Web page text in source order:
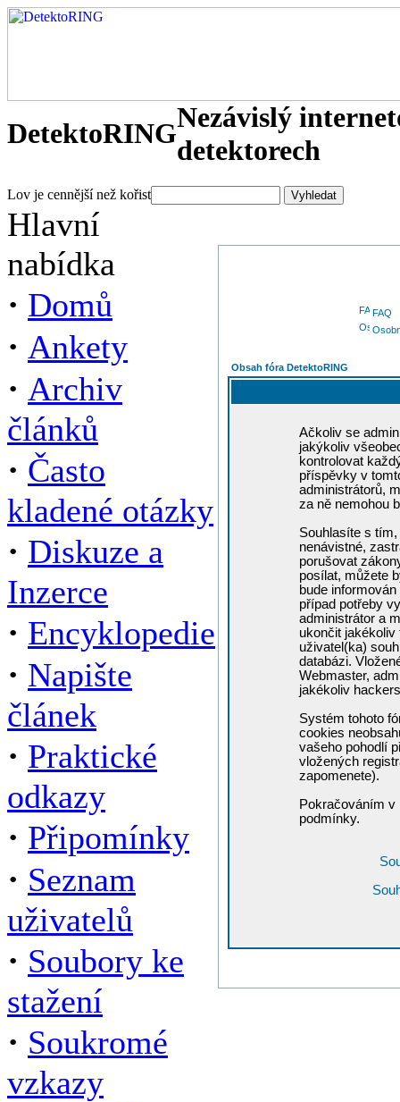
DetektoRINGNezávislý
detektorech
Lov je cennější než kořist
Hlavní
nabídka
· Domů
· Ankety
· Archiv
článků
· Často
kladené otázky
· Diskuze a
Inzerce
· Encyklopedie
· Napište
článek
· Praktické
odkazy
· Připomínky
· Seznam
uživatelů
· Soubory ke
stažení
· Soukromé
vzkazy
FAQ
Obsah fóra DetektoRING
Ačkoliv se
jakýkoliv
kontrolovat
příspěvky v
administrátorů,
za ně nemohou
Souhlasíte s
nenávistné,
porušovat
posílat, můžete
bude
případ potřeby
administrátor a
ukončit
uživatel(ka)
databázi.
Webmaster,
jakékoliv
Systém tohoto
cookies
vašeho pohodlí
vložených
zapomenete).
Pokračováním v
podmínky.